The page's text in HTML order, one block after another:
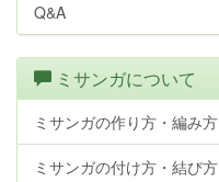
Q&A
ミサンガについて
ミサンガの作り方・編み方
ミサンガの付け方・結び方